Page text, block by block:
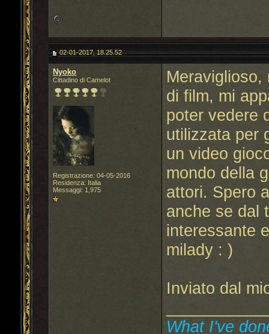
02-01-2017, 18.25.52
Nyoko
Cittadino di Camelot
Registrazione: 04-05-2016
Residenza: Italia
Messaggi: 1,975
Meraviglioso,
di film, mi
poter vedere
utilizzata per
un video
mondo della
attori. Spero
anche se dal
interessante
milady : )
Inviato dal
What I've